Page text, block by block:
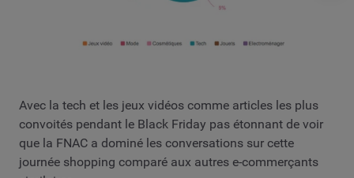
Avec la tech et les jeux vidéos comme articles les plus
convoités pendant le Black Friday pas étonnant de voir
que la FNAC a dominé les conversations sur cette
journée shopping comparé aux autres e-commerçants